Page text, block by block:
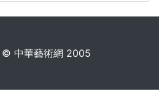
中華藝術網 2005